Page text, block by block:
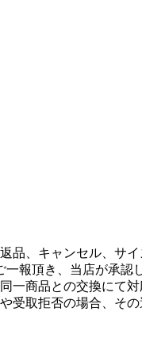
品、キャンセル、サ
報頂き、当店が承認
一商品との交換にて
受取拒否の場合、そ